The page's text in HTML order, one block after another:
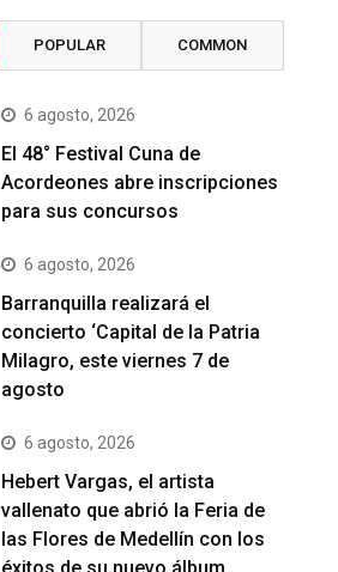
POPULAR COMMON
6 agosto, 2026
El 48° Festival Cuna de
Acordeones abre inscripciones
para sus concursos
6 agosto, 2026
Barranquilla realizará el
concierto ‘Capital de la Patria
Milagro, este viernes 7 de
agosto
6 agosto, 2026
Hebert Vargas, el artista
vallenato que abrió la Feria de
las Flores de Medellín con los